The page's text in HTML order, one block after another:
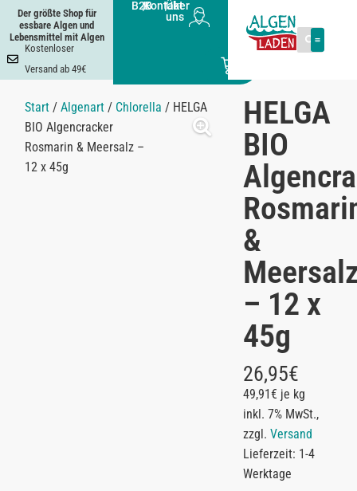
Der größte Shop für
essbare Algen und
Lebensmittel mit Algen
Kostenloser
Versand ab 49€
B2B
|Kontakt
|Über
uns
Start /Algenart / Chlorella / HELGA
BIO Algencracker
Rosmarin & Meersalz –
12 x 45g
HELGA
BIO
&
– 12 x
45g
26,95€
49,91€ je kg
inkl. 7% MwSt.,
zzgl. Versand
Lieferzeit: 1-4
Werktage